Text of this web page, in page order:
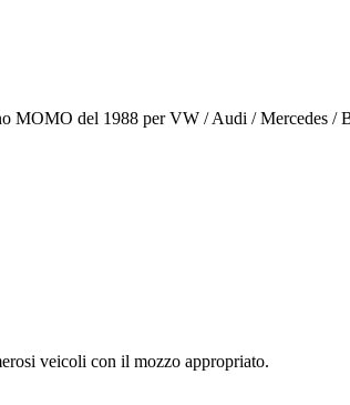
MOMO del 1988 per VW / Audi / Mercedes /
veicoli con il mozzo appropriato.